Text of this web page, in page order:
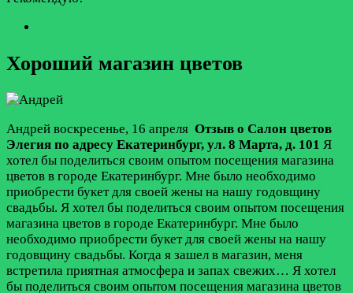
Хороший магазин цветов
Андрей воскресенье, 16 апреля Отзыв о Салон цветов
Элегия по адресу Екатеринбург, ул. 8 Марта, д. 101 Я
хотел бы поделиться своим опытом посещения магазина
цветов в городе Екатеринбург. Мне было необходимо
приобрести букет для своей жены на нашу годовщину
свадьбы. Я хотел бы поделиться своим опытом посещения
магазина цветов в городе Екатеринбург. Мне было
необходимо приобрести букет для своей жены на нашу
годовщину свадьбы. Когда я зашел в магазин, меня
встретила приятная атмосфера и запах свежих… Я хотел
бы поделиться своим опытом посещения магазина цветов